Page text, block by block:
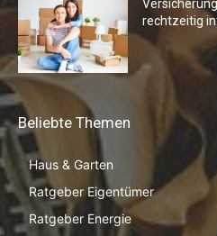
rechtzeitig
Beliebte Themen
Haus & Garten
Ratgeber Eigentümer
Ratgeber Energie